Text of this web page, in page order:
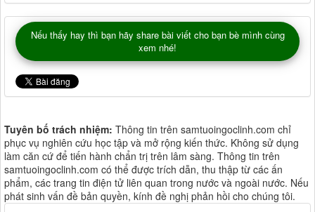
Nếu thấy hay thì bạn hãy share bài viết cho bạn bè mình cùng
xem nhé!
Tuyên bố trách nhiệm: Thông tin trên samtuoingoclinh.com chỉ
phục vụ nghiên cứu học tập và mở rộng kiến thức. Không sử dụng
làm căn cứ để tiến hành chẩn trị trên lâm sàng. Thông tin trên
samtuoingoclinh.com có thể được trích dẫn, thu thập từ các ấn
phẩm, các trang tin điện tử liên quan trong nước và ngoài nước. Nếu
phát sinh vấn đề bản quyền, kính đề nghị phản hồi cho chúng tôi.